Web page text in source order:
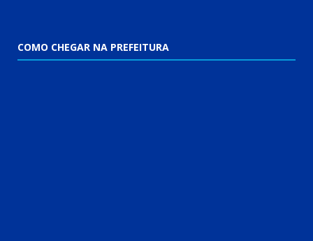
COMO CHEGAR NA PREFEITURA